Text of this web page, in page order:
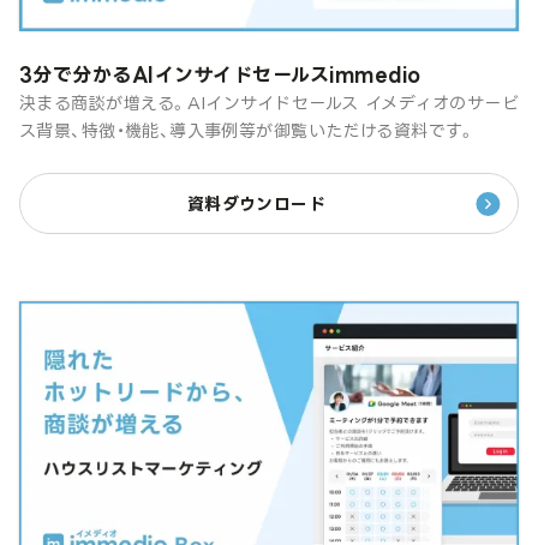
3分で分かるAIインサイドセールスimmedio
決まる商談が増える。AIインサイドセールス イメディオのサービ
ス背景、特徴・機能、導入事例等が御覧いただける資料です。
資料ダウンロード